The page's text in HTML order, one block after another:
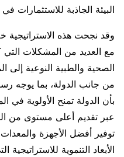
البيئة الجاذبة للاستثمارات
وقد نجحت هذه الاستراتيجية
مع العديد من المشكلات التي
الصحية والطبية النوعية إلى
من جانب الدولة، بما يوجه
بأن الدولة تمنح الأولوية في
عبر تقديم أعلى مستوى من
توفير أفضل الأجهزة
الأبعاد التنموية للاستراتيجية